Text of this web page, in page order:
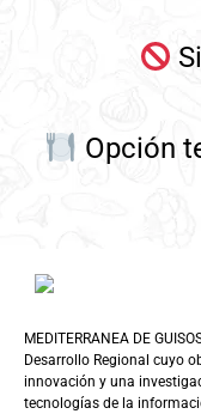
Opción
MEDITERRANEA DE
Desarrollo Regional cuyo
innovación y una
tecnologías de la